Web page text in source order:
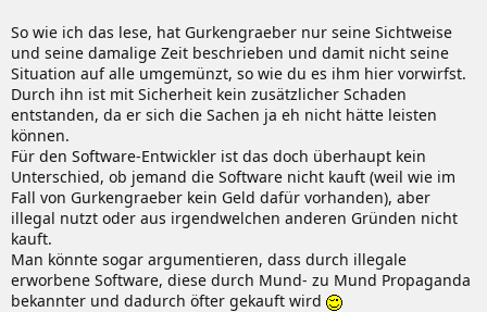
wegen euch seinen Arbeitsplatz verloren hat und dessen Kindern
deswegen nichts bieten kann, ich an dessen stelle würde euch
physisch näher bringen welchen realen schaden du angerichtet
hast.
So wie ich das lese, hat Gurkengraeber nur seine Sichtweise
und seine damalige Zeit beschrieben und damit nicht seine
Situation auf alle umgemünzt, so wie du es ihm hier vorwirfst.
Durch ihn ist mit Sicherheit kein zusätzlicher Schaden
entstanden, da er sich die Sachen ja eh nicht hätte leisten
können.
Für den Software-Entwickler ist das doch überhaupt kein
Unterschied, ob jemand die Software nicht kauft (weil wie im
Fall von Gurkengraeber kein Geld dafür vorhanden), aber
illegal nutzt oder aus irgendwelchen anderen Gründen nicht
kauft.
Man könnte sogar argumentieren, dass durch illegale
erworbene Software, diese durch Mund- zu Mund Propaganda
bekannter und dadurch öfter gekauft wird